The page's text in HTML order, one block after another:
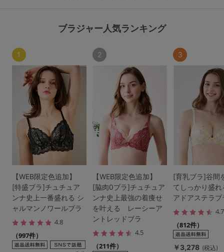
ブラジャー人気ランキング
1
【WEB限定色追加】
[特盛ブラ]チュチュア
ンナ史上一番盛れる シ
ャルマンノワールブラ
4.8
（997件）
2
【WEB限定色追加】
[脇肉0ブラ]チュチュア
ンナ史上最強の着痩せ
を叶える レーシーア
ントレッドブラ
4.5
（211件）
3
[育乳ブラ]谷間
てしっかり盛
アドアステラブ
4.7
（812件）
￥3,278 (税込)